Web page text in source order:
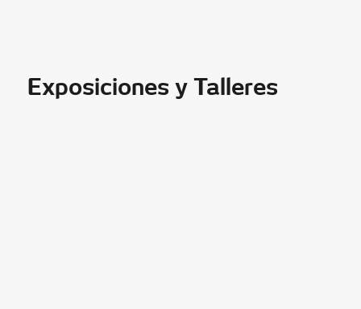
Exposiciones y Talleres